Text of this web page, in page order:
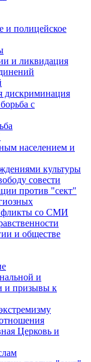
и полицейское
и ликвидация
дискриминация
с
населением и
культуры
совести
против "сект"
со СМИ
и обществе
и
и призывы к
Церковь и